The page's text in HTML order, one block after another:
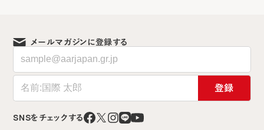
メールマガジンに登録する
登録
SNSをチェックする